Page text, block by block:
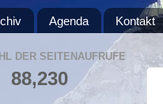
Agenda Kontakt
DER SEITENAUFRUFE
88,230